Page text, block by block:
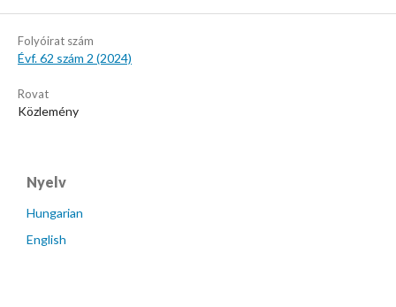
Folyóirat szám
Évf. 62 szám 2 (2024)
Rovat
Közlemény
Nyelv
Hungarian
English